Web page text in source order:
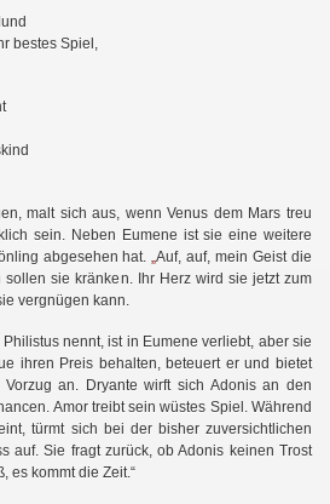
bestes Spiel,
malt sich aus, wenn Venus dem Mars treu
sein. Neben Eumene ist sie eine weitere
abgesehen hat. „Auf, auf, mein Geist die
sollen sie kränken. Ihr Herz wird sie jetzt zum
vergnügen kann.
nennt, ist in Eumene verliebt, aber sie
ihren Preis behalten, beteuert er und bietet
an. Dryante wirft sich Adonis an den
Amor treibt sein wüstes Spiel. Während
türmt sich bei der bisher zuversichtlichen
auf. Sie fragt zurück, ob Adonis keinen Trost
es kommt die Zeit.“